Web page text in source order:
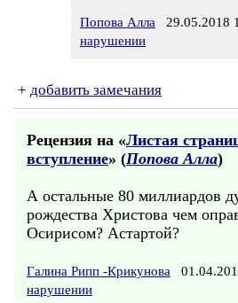
Попова Алла 29.05.2018
нарушении
+ добавить замечания
Рецензия на «Листая
вступление» (Попова Алла)
А остальные 80 миллиардов
рождества Христова чем
Осирисом? Астартой?
Галина Рипп -Крикунова
нарушении